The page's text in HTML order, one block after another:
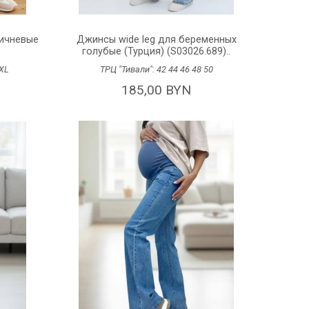
Джинсы wide leg для беременных
голубые (Турция) (S03026.689)..
ТРЦ "Тивали": 42 44 46 48 50
185,00 BYN